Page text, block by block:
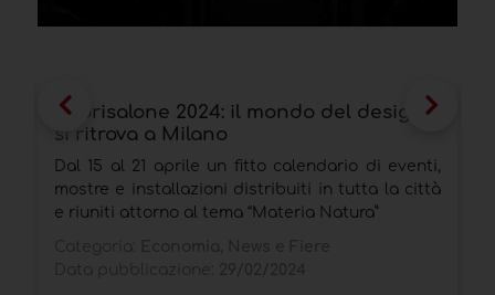
Fuorisalone 2024: il mondo del design
si ritrova a Milano
Dal 15 al 21 aprile un fitto calendario di eventi,
mostre e installazioni distribuiti in tutta la città
e riuniti attorno al tema “Materia Natura”